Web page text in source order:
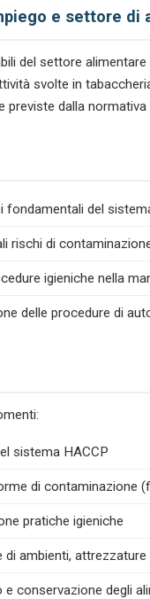
e settore di
del settore
svolte in
previste dalla normativa
fondamentali del
rischi di
igieniche nella
delle procedure di
sistema HACCP
di contaminazione
pratiche igieniche
di ambienti, attrezzature
conservazione degli